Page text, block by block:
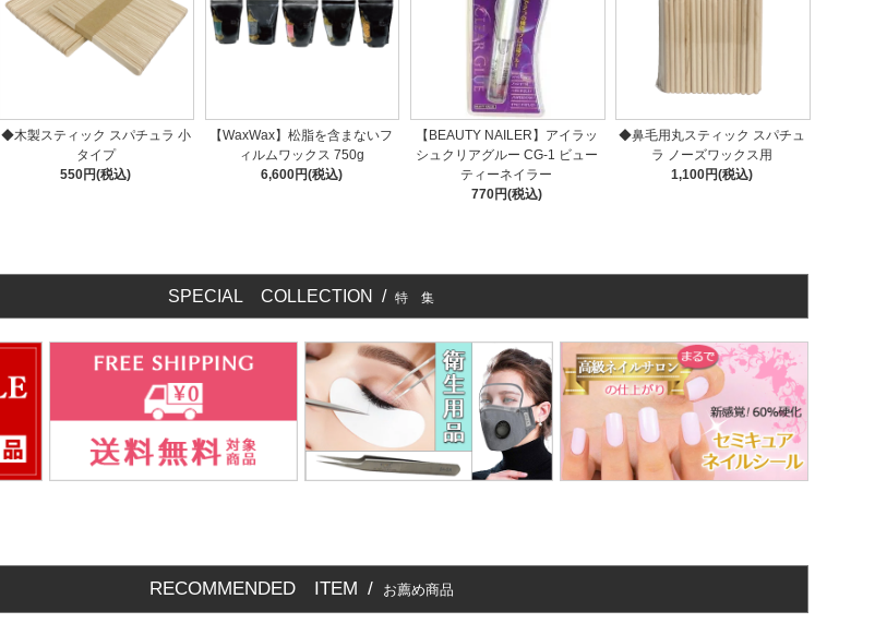
◆木製スティック スパチュラ 小
タイプ
550円(税込)
【WaxWax】松脂を含まないフ
ィルムワックス 750g
6,600円(税込)
【BEAUTY NAILER】アイラッ
シュクリアグルー CG-1 ビュー
ティーネイラー
770円(税込)
◆鼻毛用丸スティック スパチュ
ラ ノーズワックス用
1,100円(税込)
SPECIAL COLLECTION / 特 集
RECOMMENDED ITEM / お薦め商品